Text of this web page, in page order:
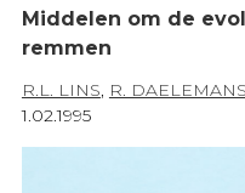
Middelen om de
remmen
R.L. LINS, R. DAELEMANS
1.02.1995